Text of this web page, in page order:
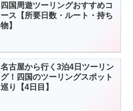
四国周遊ツーリングおすすめコ
ース【所要日数・ルート・持ち
物】
名古屋から行く3泊4日ツーリン
グ！四国のツーリングスポット
巡り【4日目】